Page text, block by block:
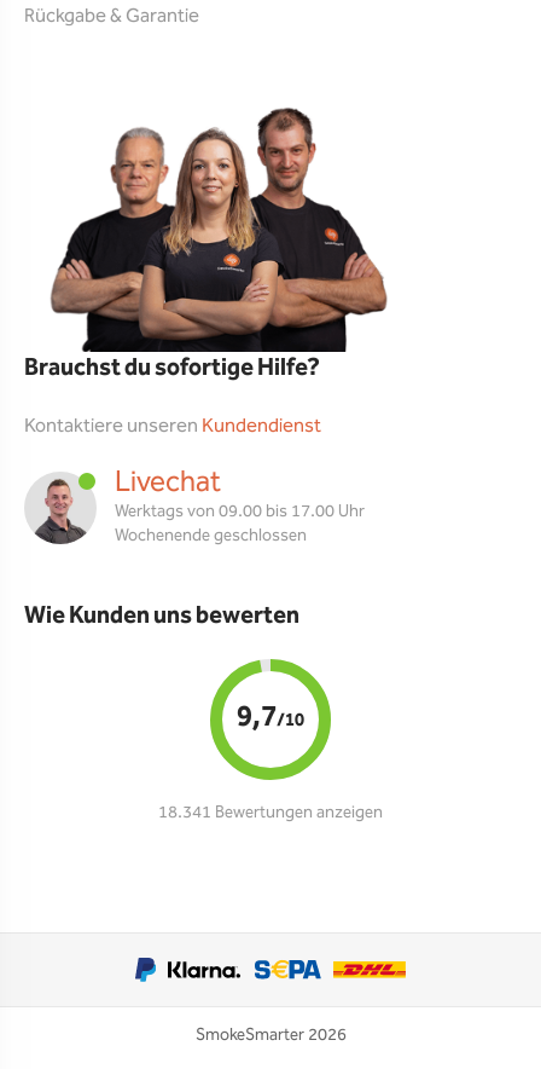
Rückgabe & Garantie
Brauchst du sofortige Hilfe?
Kontaktiere unseren Kundendienst
Livechat
Werktags von 09.00 bis 17.00 Uhr
Wochenende geschlossen
Wie Kunden uns bewerten
9,7/10
18.341 Bewertungen anzeigen
SmokeSmarter 2026